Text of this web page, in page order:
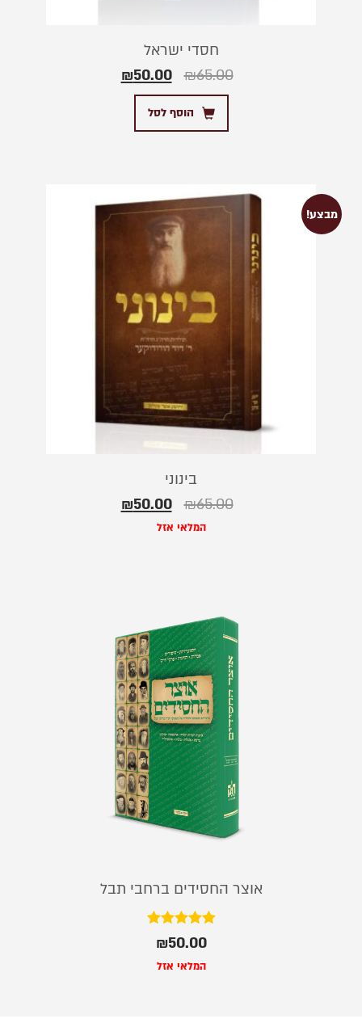
חסדי ישראל
₪65.00
₪50.00
הוסף לסל
מבצע!
בינוני
₪65.00
₪50.00
המלאי אזל
אוצר החסידים ברחבי תבל
דורג
5.00
מתוך 5
₪50.00
המלאי אזל